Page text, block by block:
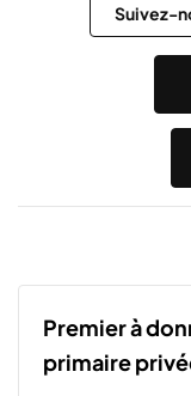
Suivez-
Premier à
primaire